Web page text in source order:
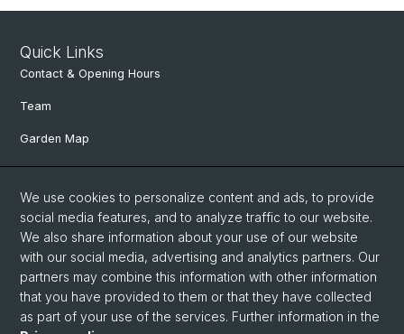
Quick Links
Contact & Opening Hours
Team
Garden Map
Department of Environmental Sciences
Herbaria Basel
Links
Social Media
Instagram
We use cookies to personalize content and ads, to provide
social media features, and to analyze traffic to our website.
We also share information about your use of our website
with our social media, advertising and analytics partners. Our
partners may combine this information with other information
that you have provided to them or that they have collected
as part of your use of the services. Further information in the